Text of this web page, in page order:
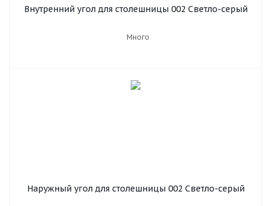
Внутренний угол для столешницы 002 Светло-серый
Много
Наружный угол для столешницы 002 Светло-серый